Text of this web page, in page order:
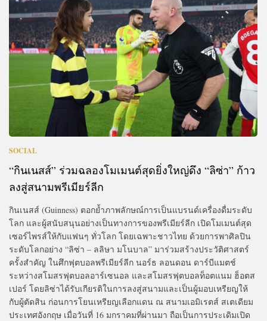
SOCIAL
“กินเนสส์” ร่วมฉลองโมเมนต์สุดยิ่งใหญ่ดึง “ลิซ่า” ก้าว
ลงสู่สนามพรีเมียร์ลีก
กินเนสส์ (Guinness) ตอกย้ำภาพลักษณ์การเป็นแบรนด์เครื่องดื่มระดับ
โลก และผู้สนับสนุนอย่างเป็นทางการของพรีเมียร์ลีก เปิดโมเมนต์สุด
เซอร์ไพรส์ให้กับแฟนๆ ทั่วโลก โดยเฉพาะชาวไทย ด้วยการพาศิลปิน
ระดับโลกอย่าง “ลิซ่า – ลลิษา มโนบาล” มาร่วมสร้างประวัติศาสตร์
ครั้งสำคัญ ในศึกฟุตบอลพรีเมียร์ลีก นอร์ธ ลอนดอน ดาร์บีแมตช์
ระหว่างสโมสรฟุตบอลอาร์เซนอล และสโมสรฟุตบอลท็อตแนม ฮ็อตส
เปอร์ โดยลิซ่าได้รับเกียรติในการลงสู่สนามและเป็นผู้มอบเหรียญให้
กับผู้ตัดสิน ก่อนการโยนเหรียญเลือกแดน ณ สนามเอมิเรตส์ สเตเดียม
ประเทศอังกฤษ เมื่อวันที่ 16 มกราคมที่ผ่านมา ถือเป็นการประเดิมเปิด